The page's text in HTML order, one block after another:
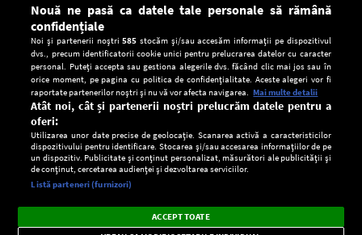
Descarcă gratuit aplicaţia Europa FM pentru smartphone:
Setări:
Dark
Mode
Radio live, podcasturi, știri și alerte
importante.
×
Nouă ne pasă ca datele tale personale să rămână
confidențiale
Noi și partenerii noștri585 stocăm și/sau accesăm informații pe dispozitivul
dvs., precum identificatorii cookie unici pentru prelucrarea datelor cu caracter
personal. Puteți accepta sau gestiona alegerile dvs. făcând clic mai jos sau în
orice moment, pe pagina cu politica de confidențialitate. Aceste alegeri vor fi
raportate partenerilor noștri și nu vă vor afecta navigarea. Mai multe detalii
Atât noi, cât și partenerii noștri prelucrăm datele pentru a
oferi:
Utilizarea unor date precise de geolocație. Scanarea activă a caracteristicilor
dispozitivului pentru identificare. Stocarea și/sau accesarea informațiilor de pe
un dispozitiv. Publicitate și conținut personalizat, măsurători ale publicității și
de conținut, cercetarea audienței și dezvoltarea serviciilor.
Listă parteneri (furnizori)
ACCEPT TOATE